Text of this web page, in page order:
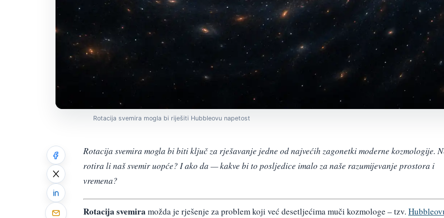
Rotacija svemira mogla bi riješiti Hubbleovu napetost
Rotacija svemira mogla bi biti ključ za rješavanje jedne od najvećih zagonetki moderne kozmologije.
rotira li naš svemir uopće? I ako da — kakve bi to posljedice imalo za naše razumijevanje prostora i
vremena?
Rotacija svemira možda je rješenje za problem koji već desetljećima muči kozmologe – tzv.